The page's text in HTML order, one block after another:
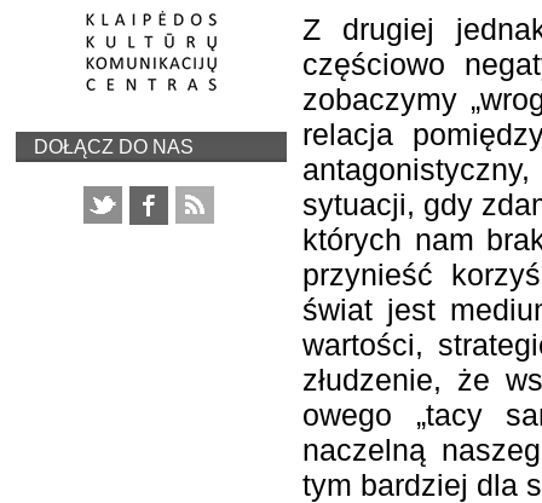
DOŁĄCZ DO NAS
Z drugiej
częściowo
zobaczymy
relacja
sytuacji, gdy
których nam
przynieść
świat jest
wartości,
złudzenie, że
owego „tacy
naczelną
tym bardziej dla